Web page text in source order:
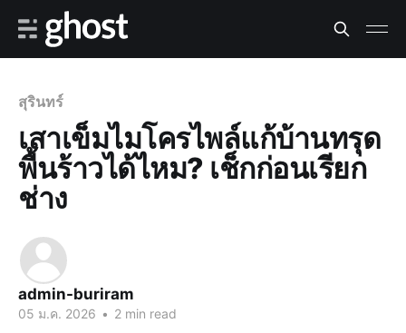
สุรินทร์
เสาเข็มไมโครไพล์แก้บ้านทรุด
พื้นร้าวได้ไหม? เช็กก่อนเรียก
ช่าง
admin-buriram
05 ม.ค. 2026 • 2 min read